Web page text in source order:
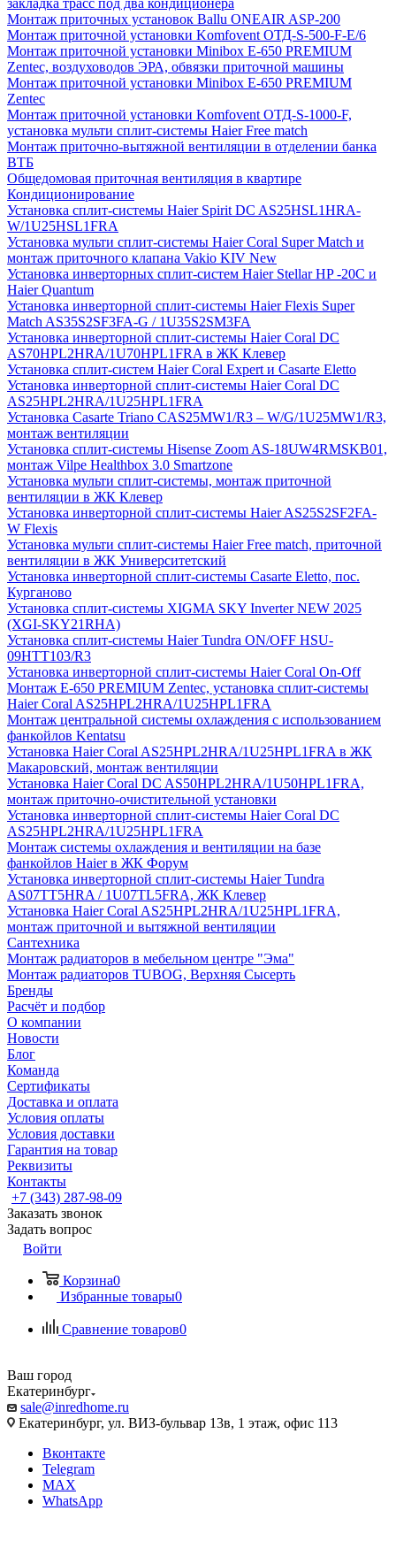
закладка трасс под два кондиционера
Монтаж приточных установок Ballu ONEAIR ASP-200
Монтаж приточной установки Komfovent ОТД-S-500-F-E/6
Монтаж приточной установки Minibox E-650 PREMIUM
Zentec, воздуховодов ЭРА, обвязки приточной машины
Монтаж приточной установки Minibox E-650 PREMIUM
Zentec
Монтаж приточной установки Komfovent ОТД-S-1000-F,
установка мульти сплит-системы Haier Free match
Монтаж приточно-вытяжной вентиляции в отделении банка
ВТБ
Общедомовая приточная вентиляция в квартире
Кондиционирование
Установка сплит-системы Haier Spirit DC AS25HSL1HRA-
W/1U25HSL1FRA
Установка мульти сплит-системы Haier Coral Super Match и
монтаж приточного клапана Vakio KIV New
Установка инверторных сплит-систем Haier Stellar HP -20С и
Haier Quantum
Установка инверторной сплит-системы Haier Flexis Super
Match AS35S2SF3FA-G / 1U35S2SM3FA
Установка инверторной сплит-системы Haier Coral DC
AS70HPL2HRA/1U70HPL1FRA в ЖК Клевер
Установка сплит-систем Haier Coral Expert и Casarte Eletto
Установка инверторной сплит-системы Haier Coral DC
AS25HPL2HRA/1U25HPL1FRA
Установка Casarte Triano CAS25MW1/R3 – W/G/1U25MW1/R3,
монтаж вентиляции
Установка сплит-системы Hisense Zoom AS-18UW4RMSKB01,
монтаж Vilpe Healthbox 3.0 Smartzone
Установка мульти сплит-системы, монтаж приточной
вентиляции в ЖК Клевер
Установка инверторной сплит-системы Haier AS25S2SF2FA-
W Flexis
Установка мульти сплит-системы Haier Free match, приточной
вентиляции в ЖК Университетский
Установка инверторной сплит-системы Casarte Eletto, пос.
Курганово
Установка сплит-системы XIGMA SKY Inverter NEW 2025
(XGI-SKY21RHA)
Установка сплит-системы Haier Tundra ON/OFF HSU-
09HTT103/R3
Установка инверторной сплит-системы Haier Coral On-Off
Монтаж E-650 PREMIUM Zentec, установка сплит-системы
Haier Coral AS25HPL2HRA/1U25HPL1FRA
Монтаж центральной системы охлаждения с использованием
фанкойлов Kentatsu
Установка Haier Coral AS25HPL2HRA/1U25HPL1FRA в ЖК
Макаровский, монтаж вентиляции
Установка Haier Coral DC AS50HPL2HRA/1U50HPL1FRA,
монтаж приточно-очистительной установки
Установка инверторной сплит-системы Haier Coral DC
AS25HPL2HRA/1U25HPL1FRA
Монтаж системы охлаждения и вентиляции на базе
фанкойлов Haier в ЖК Форум
Установка инверторной сплит-системы Haier Tundra
AS07TT5HRA / 1U07TL5FRA, ЖК Клевер
Установка Haier Coral AS25HPL2HRA/1U25HPL1FRA,
монтаж приточной и вытяжной вентиляции
Сантехника
Монтаж радиаторов в мебельном центре "Эма"
Монтаж радиаторов TUBOG, Верхняя Сысерть
Бренды
Расчёт и подбор
О компании
Новости
Блог
Команда
Сертификаты
Доставка и оплата
Условия оплаты
Условия доставки
Гарантия на товар
Реквизиты
Контакты
+7 (343) 287-98-09
Заказать звонок
Задать вопрос
Войти
Корзина0
Избранные товары0
Сравнение товаров0
Ваш город
Екатеринбург
sale@inredhome.ru
Екатеринбург, ул. ВИЗ-бульвар 13в, 1 этаж, офис 113
Вконтакте
Telegram
MAX
WhatsApp